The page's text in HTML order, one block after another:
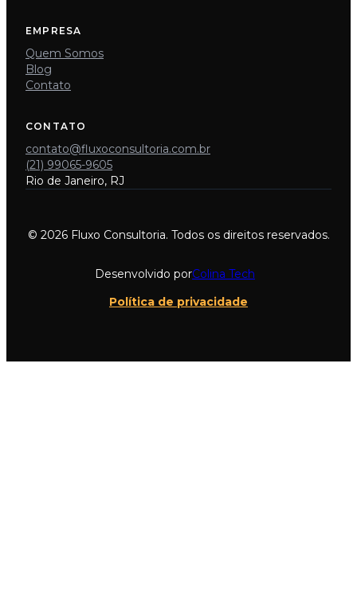
EMPRESA
Quem Somos
Blog
Contato
CONTATO
contato@fluxoconsultoria.com.br
(21) 99065-9605
Rio de Janeiro, RJ
© 2026 Fluxo Consultoria. Todos os direitos reservados.
Desenvolvido porColina Tech
Política de privacidade